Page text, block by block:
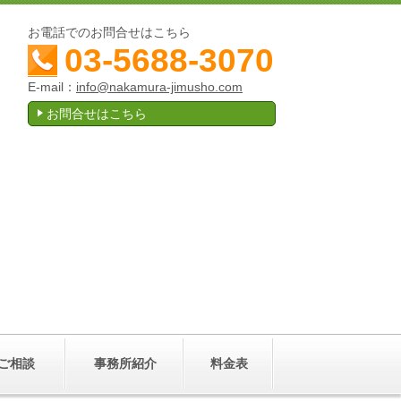
お電話でのお問合せはこちら
03-5688-3070
E-mail： info@nakamura-jimusho.com
お問合せはこちら
相談 事務所紹介 料金表